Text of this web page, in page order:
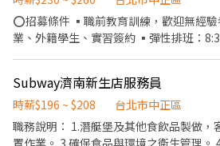
⭕招募條件 ▪職前教育訓練，歡迎無經
業、外籍學生、實習簽約 ▪彈性排班：
整理→料理製作→提供餐點→餐具清洗→庫存盤
福利 ▪生日禮券 ▪不定期活動競賽獎金 ▪
班費按每分鐘計算 ⭕企業魅力 ▪「以人為本」注重團隊合作及交
流，採納同仁的意見，提升參與感 ▪除學
Subway濟南新生店服務員
時薪$196 ~ $208
台北市中正區
職務說明： 1.潛艇堡及其他食飲品製做，
置作業。 3.確保食品與環境之衛生管理。